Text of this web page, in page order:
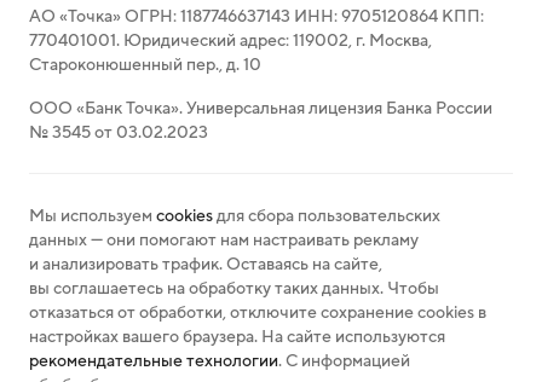
АО «Точка» ОГРН: 1187746637143 ИНН: 9705120864 КПП:
770401001. Юридический адрес: 119002, г. Москва,
Староконюшенный пер., д. 10
ООО «Банк Точка». Универсальная лицензия Банка России
№ 3545 от 03.02.2023
Мы используем cookiesдля сбора пользовательских
данных — они помогают нам настраивать рекламу
и анализировать трафик. Оставаясь на сайте,
вы соглашаетесь на обработку таких данных. Чтобы
отказаться от обработки, отключите сохранение cookies в
настройках вашего браузера. На сайте используются
рекомендательные технологии. С информацией